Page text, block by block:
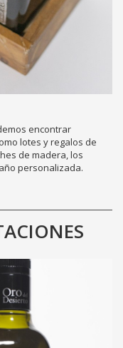
encontrar
lotes y regalos de
de madera, los
personalizada.